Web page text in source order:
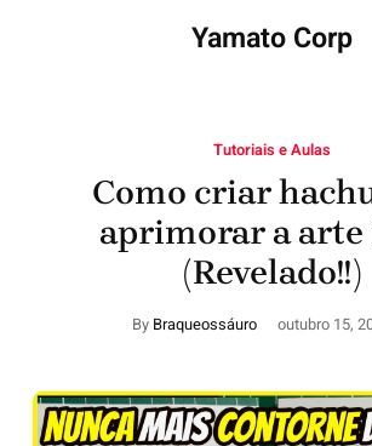
Yamato Corp
Tutoriais e Aulas
Como criar
aprimorar a
(Revelado!!)
By Braqueossáuro outubro 15,